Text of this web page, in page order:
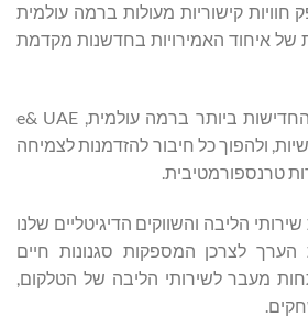
קישוריות מעולות ברמה עולמית
של איחוד האמירויות בחדשנות מקדמת
תוך מינוף הטכנולוגיות החדישות ביותר ברמה עולמית, e& UAE
ולהפוך כל חיבור להזדמנות לצמיחה
טרנספורמטיבית.
הליבה והשווקים הדיגיטליים שלנו
לצרכן המספקות סגנונות חיים
מעבר לשירותי הליבה של הטלקום,